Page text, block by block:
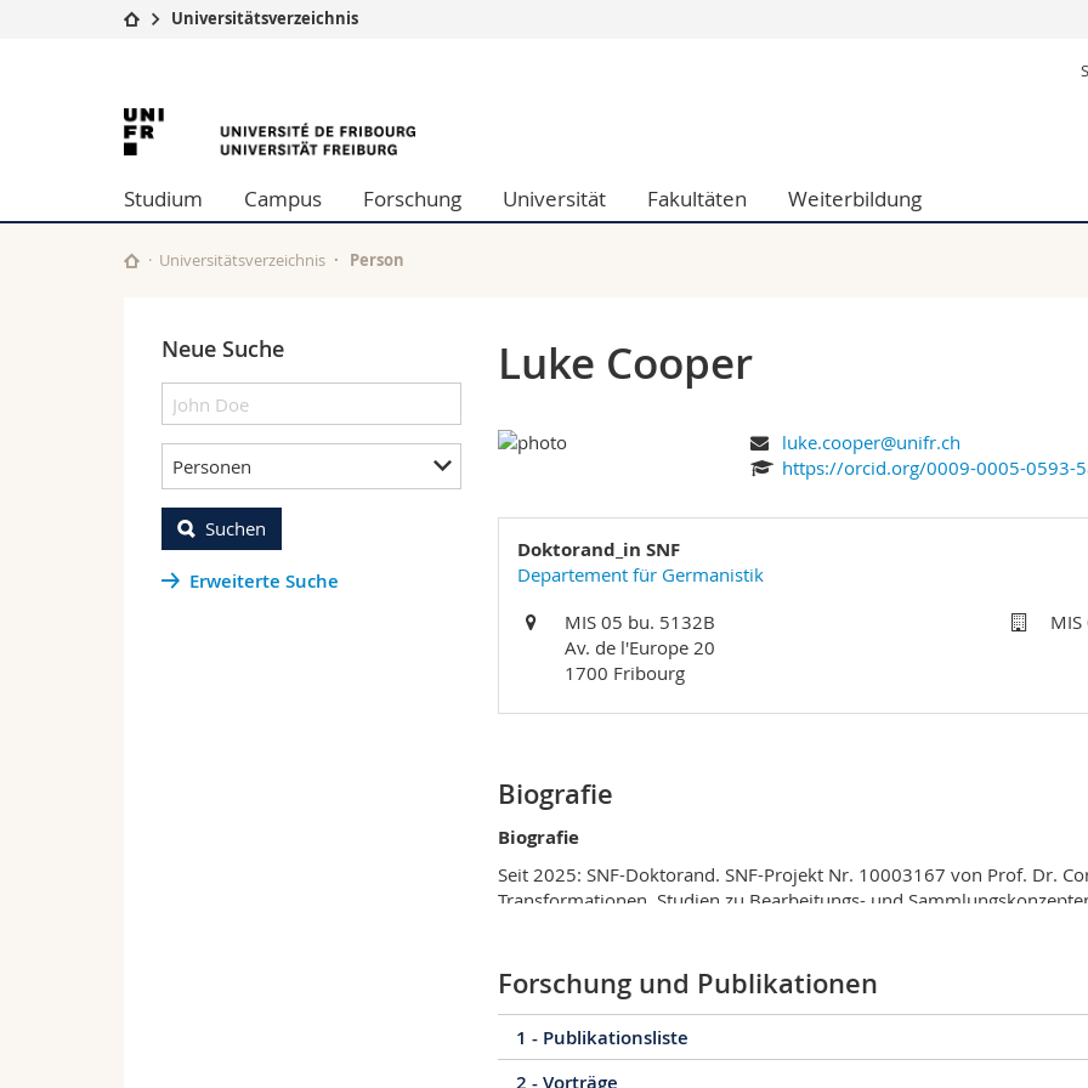
Studium
Campus
Universität
Weiterbildung
Theologische Fak.
Philosophische Fak.
Fak. für Erziehungs- und Bildungswissenschaften
Mitarbeitende
Universitätsverzeichnis
University
of
Fribourg
Studium Campus Forschung Universität Fakultäten Weiterbildung
Universitätsverzeichnis Person
Neue Suche
Personen
Suchen
Erweiterte Suche
Luke Cooper
luke.cooper@unifr.ch
https://orcid.org/0009-0005-0593-
Doktorand_in SNF
Departement für Germanistik
MIS 05 bu. 5132B
Av. de l'Europe 20
1700 Fribourg
Biografie
Biografie
Seit 2025: SNF-Doktorand. SNF-Projekt Nr. 10003167 von Prof. Dr.
Transformationen. Studien zu Bearbeitungs- und
HS 2024: Lehrauftrag, Mediävistisches Institut, Universität Freiburg
2024: Unterassistenz, Lehrstuhl Cornelia Herberichs, Universität
Mai–Juli 2023:
Forschung und Publikationen
1 - Publikationsliste
2 - Vorträge